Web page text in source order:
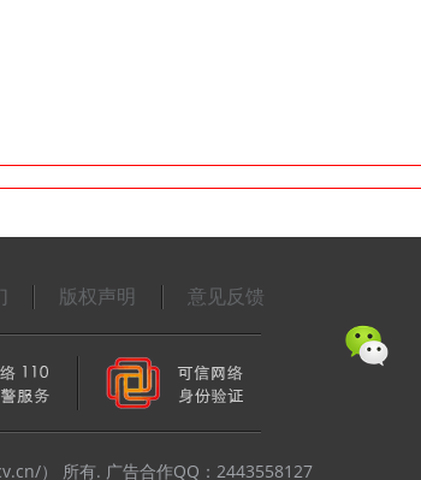
版权声明 意见反馈
） 所有. 广告合作QQ：2443558127